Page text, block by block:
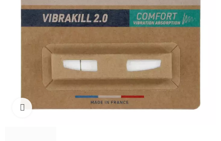
Click to enlarge